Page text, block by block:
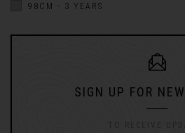
98CM - 3 YEARS
SIGN UP FOR